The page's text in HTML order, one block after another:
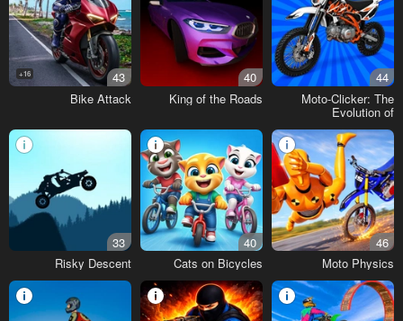
44
Moto-Clicker: The
Evolution of
40
King of the Roads
43
16+
Bike Attack
46
Moto Physics
40
Cats on Bicycles
33
Risky Descent